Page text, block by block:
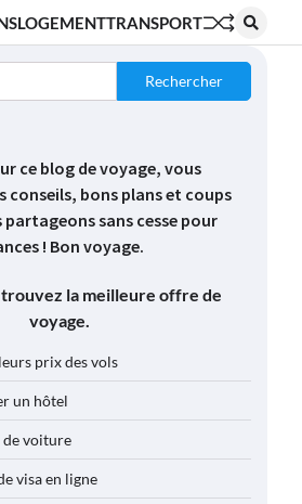
LOGEMENTTRANSPORT
Rechercher
ce blog de voyage, vous
conseils, bons plans et coups
sans cesse pour
! Bon voyage.
la meilleure offre de
voyage.
prix des vols
un hôtel
voiture
visa en ligne